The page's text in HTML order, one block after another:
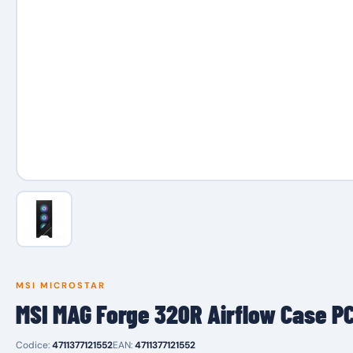
MSI MICROSTAR
MSI MAG Forge 320R Airflow Case
Codice:4711377121552EAN:4711377121552